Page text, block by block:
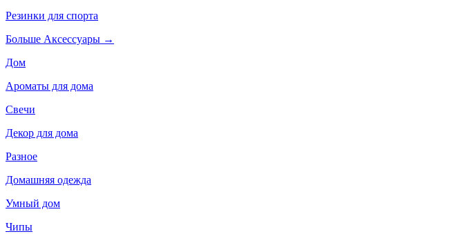
Резинки для спорта
Больше Аксессуары →
Дом
Ароматы для дома
Свечи
Декор для дома
Разное
Домашняя одежда
Умный дом
Чипы